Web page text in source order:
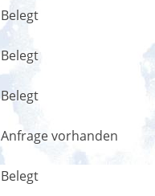
Belegt
Belegt
Belegt
Anfrage vorhanden
Belegt